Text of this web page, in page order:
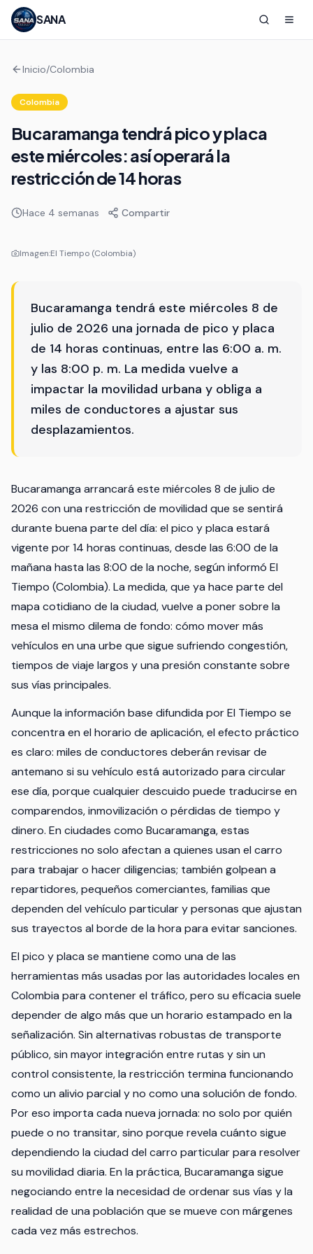
SANA
Inicio/Colombia
Colombia
Bucaramanga tendrá pico y placa
este miércoles: así operará la
restricción de 14 horas
Hace 4 semanas Compartir
Imagen:El Tiempo (Colombia)
Bucaramanga tendrá este miércoles 8 de
julio de 2026 una jornada de pico y placa
de 14 horas continuas, entre las 6:00 a. m.
y las 8:00 p. m. La medida vuelve a
impactar la movilidad urbana y obliga a
miles de conductores a ajustar sus
desplazamientos.
Bucaramanga arrancará este miércoles 8 de julio de
2026 con una restricción de movilidad que se sentirá
durante buena parte del día: el pico y placa estará
vigente por 14 horas continuas, desde las 6:00 de la
mañana hasta las 8:00 de la noche, según informó El
Tiempo (Colombia). La medida, que ya hace parte del
mapa cotidiano de la ciudad, vuelve a poner sobre la
mesa el mismo dilema de fondo: cómo mover más
vehículos en una urbe que sigue sufriendo congestión,
tiempos de viaje largos y una presión constante sobre
sus vías principales.
Aunque la información base difundida por El Tiempo se
concentra en el horario de aplicación, el efecto práctico
es claro: miles de conductores deberán revisar de
antemano si su vehículo está autorizado para circular
ese día, porque cualquier descuido puede traducirse en
comparendos, inmovilización o pérdidas de tiempo y
dinero. En ciudades como Bucaramanga, estas
restricciones no solo afectan a quienes usan el carro
para trabajar o hacer diligencias; también golpean a
repartidores, pequeños comerciantes, familias que
dependen del vehículo particular y personas que ajustan
sus trayectos al borde de la hora para evitar sanciones.
El pico y placa se mantiene como una de las
herramientas más usadas por las autoridades locales en
Colombia para contener el tráfico, pero su eficacia suele
depender de algo más que un horario estampado en la
señalización. Sin alternativas robustas de transporte
público, sin mayor integración entre rutas y sin un
control consistente, la restricción termina funcionando
como un alivio parcial y no como una solución de fondo.
Por eso importa cada nueva jornada: no solo por quién
puede o no transitar, sino porque revela cuánto sigue
dependiendo la ciudad del carro particular para resolver
su movilidad diaria. En la práctica, Bucaramanga sigue
negociando entre la necesidad de ordenar sus vías y la
realidad de una población que se mueve con márgenes
cada vez más estrechos.